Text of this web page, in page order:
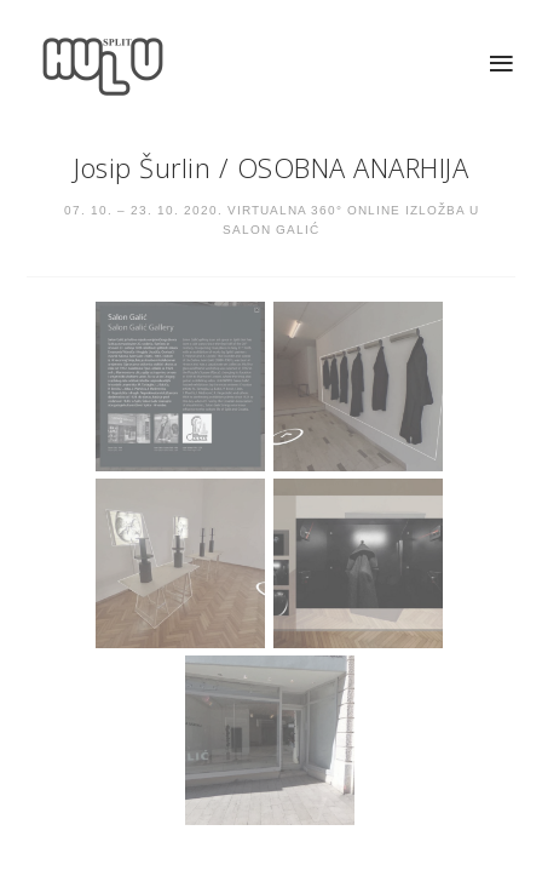
Josip Šurlin / OSOBNA ANARHIJA
07. 10. – 23. 10. 2020. VIRTUALNA 360° ONLINE IZLOŽBA U
SALON GALIĆ